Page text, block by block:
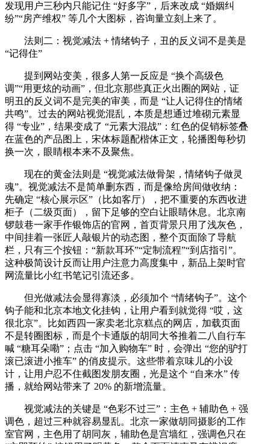
发现用户三秒内只能记住 “好多字”，后来改成 “婚姻纠
纷”“房产维权” 等几个大图标，咨询量立刻上来了。
法则二：视觉减法 + 情绪钩子，丑的反义词不是美是
“记得住”
提到网站变美，很多人第一反应是 “换个高级色
调”“用更炫的动画”，但北京那些真正火出圈的网站，证
明丑的反义词不是完美的审美，而是 “让人记得住的情绪
共鸣”。过去的网站视觉混乱，本质是想通过堆砌元素显
得 “专业”，结果变成了 “元素大混战”：红色的促销标签叠
在蓝色的产品图上，宋体标题配楷体正文，轮播图每秒切
换一次，眼睛根本来不及聚焦。
现在的黄金法则是 “视觉减法做骨架，情绪钩子做灵
魂”。视觉减法不是简单删东西，而是像给房间做收纳：
先确定 “核心展示区”（比如客厅），把不重要的东西收进
柜子（二级页面），留下足够的空白让眼睛休息。北京南
锣鼓巷一家手作银饰店的官网，首页背景只用了浅灰色，
中间挂着一张匠人敲银片的动态图，整个页面除了导航
栏，只有三个按钮：“新款耳环”“定制流程”“到店指引”。
这种极简设计反而让用户注意力高度集中，新品上架时官
网流量比小红书笔记引流还多。
但光做减法会显得寡淡，必须加个 “情绪钩子”。这个
钩子能和北京本地文化挂钩，让用户看到就觉得 “哎，这
很北京”。比如西四一家卖老北京糕点的网店，加载页面
不是转圈图标，而是个卡通版的胡同大爷推着二八自行车
喊 “糖耳朵嘞”；点击 “加入购物车” 时，会弹出 “您的驴打
滚已滚进小推车” 的俏皮提示。这些带着京味儿的小设
计，让用户忍不住截图发朋友圈，光是这个 “自来水” 传
播，就给网站带来了 20% 的新增流量。
视觉减法的关键是 “色彩不过三”：主色 + 辅助色 + 强
调色，超过三种就容易显乱。北京一家做胡同摄影的工作
室官网，主色用了胡同灰，辅助色是宫墙红，强调色只在